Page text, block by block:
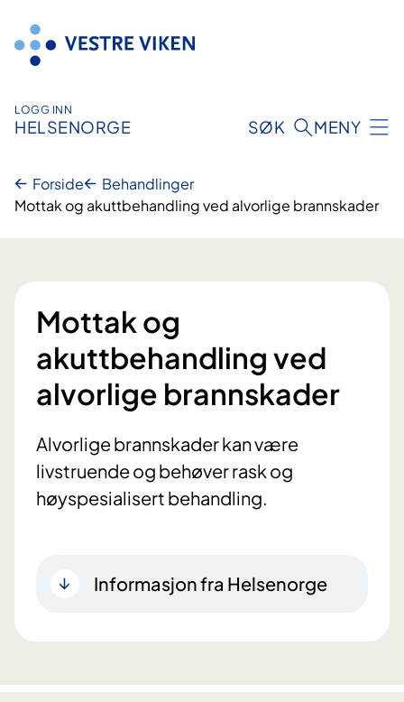
innhold
LOGG INN
HELSENORGE SØK MENY
Forside
Behandlinger
Mottak og akuttbehandling ved alvorlige brannskader
Mottak og
akuttbehandling ved
alvorlige brannskader
Alvorlige brannskader kan være
livstruende og behøver rask og
høyspesialisert behandling.
Informasjon fra Helsenorge